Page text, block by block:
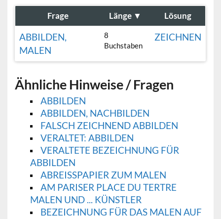
Frage Länge ▼ Lösung
ABBILDEN,
MALEN
8
Buchstaben
ZEICHNEN
Ähnliche Hinweise / Fragen
ABBILDEN
ABBILDEN, NACHBILDEN
FALSCH ZEICHNEND ABBILDEN
VERALTET: ABBILDEN
VERALTETE BEZEICHNUNG FÜR
ABBILDEN
ABREISSPAPIER ZUM MALEN
AM PARISER PLACE DU TERTRE
MALEN UND ... KÜNSTLER
BEZEICHNUNG FÜR DAS MALEN AUF